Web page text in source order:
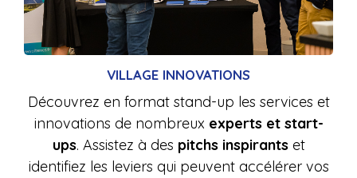
VILLAGE INNOVATIONS
Découvrez en format stand-up les services et
innovations de nombreux experts et start-
ups. Assistez à des pitchs inspirantset
identifiez les leviers qui peuvent accélérer vos